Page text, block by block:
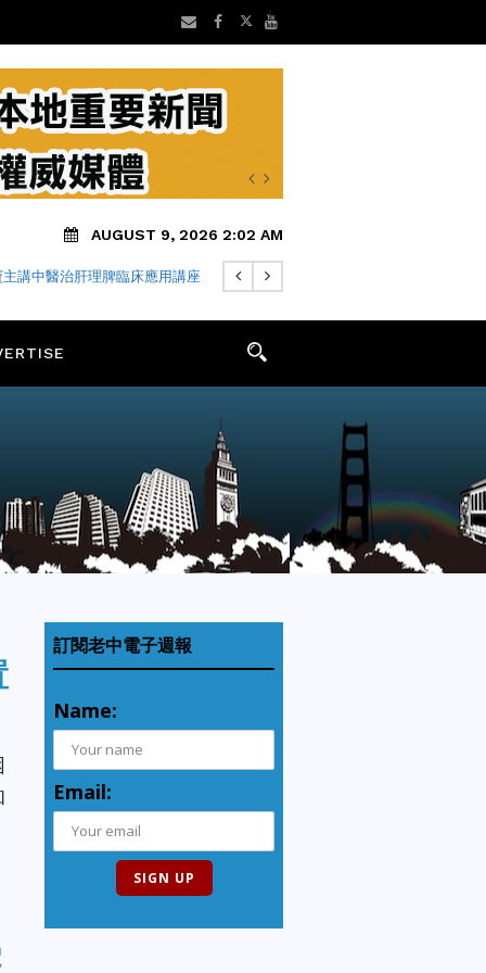
AUGUST 9, 2026 2:02 AM
主講中醫治肝理脾臨床應用講座
訂閱老中電子週報
Name:
Email: